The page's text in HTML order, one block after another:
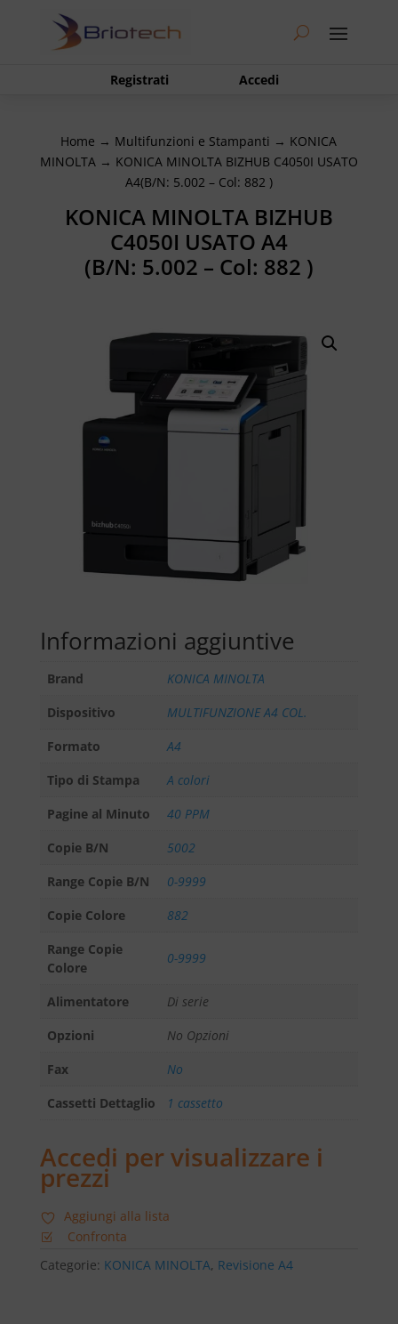
Registrati Accedi
Home → Multifunzioni e Stampanti → KONICA
MINOLTA→ KONICA MINOLTA BIZHUB C4050I USATO
A4(B/N: 5.002 – Col: 882 )
KONICA MINOLTA BIZHUB
C4050I USATO A4
(B/N: 5.002 – Col: 882 )
Informazioni aggiuntive
Brand
KONICA MINOLTA
Dispositivo
MULTIFUNZIONE A4 COL.
Formato
A4
Tipo di Stampa
A colori
Pagine al Minuto
40 PPM
Copie B/N
5002
Range Copie B/N
0-9999
Copie Colore
882
Range Copie
Colore
0-9999
Alimentatore
Di serie
Opzioni
No Opzioni
Fax
No
Cassetti Dettaglio
1 cassetto
Accedi per visualizzare i
prezzi
Aggiungi alla lista
Confronta
Categorie: KONICA MINOLTA, Revisione A4